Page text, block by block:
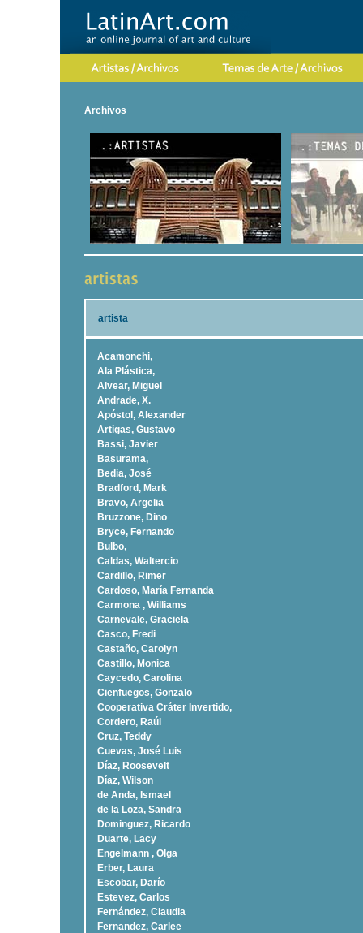
Archivos
artista
Acamonchi,
Ala Plástica,
Alvear, Miguel
Andrade, X.
Apóstol, Alexander
Artigas, Gustavo
Bassi, Javier
Basurama,
Bedia, José
Bradford, Mark
Bravo, Argelia
Bruzzone, Dino
Bryce, Fernando
Bulbo,
Caldas, Waltercio
Cardillo, Rimer
Cardoso, Marí­a Fernanda
Carmona , Williams
Carnevale, Graciela
Casco, Fredi
Castaño, Carolyn
Castillo, Monica
Caycedo, Carolina
Cienfuegos, Gonzalo
Cooperativa Cráter Invertido,
Cordero, Raúl
Cruz, Teddy
Cuevas, José Luis
Díaz, Roosevelt
Dí­az, Wilson
de Anda, Ismael
de la Loza, Sandra
Dominguez, Ricardo
Duarte, Lacy
Engelmann , Olga
Erber, Laura
Escobar, Darío
Estevez, Carlos
Fernández, Claudia
Fernandez, Carlee